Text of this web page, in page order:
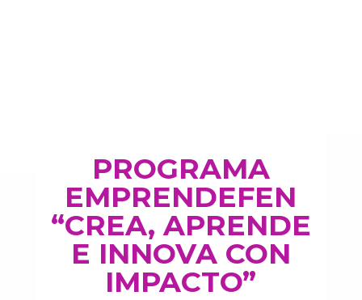
PROGRAMA
EMPRENDEFEN
“CREA, APRENDE
E INNOVA CON
IMPACTO”